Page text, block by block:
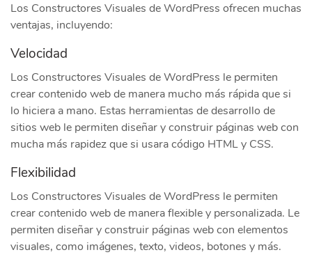
Los Constructores Visuales de WordPress ofrecen muchas
ventajas, incluyendo:
Velocidad
Los Constructores Visuales de WordPress le permiten
crear contenido web de manera mucho más rápida que si
lo hiciera a mano. Estas herramientas de desarrollo de
sitios web le permiten diseñar y construir páginas web con
mucha más rapidez que si usara código HTML y CSS.
Flexibilidad
Los Constructores Visuales de WordPress le permiten
crear contenido web de manera flexible y personalizada. Le
permiten diseñar y construir páginas web con elementos
visuales, como imágenes, texto, videos, botones y más.